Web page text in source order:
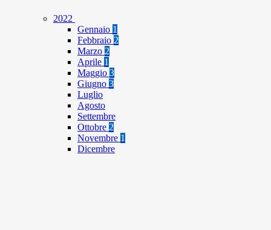
2022
Gennaio 1
Febbraio 2
Marzo 2
Aprile 1
Maggio 3
Giugno 3
Luglio
Agosto
Settembre
Ottobre 2
Novembre 1
Dicembre